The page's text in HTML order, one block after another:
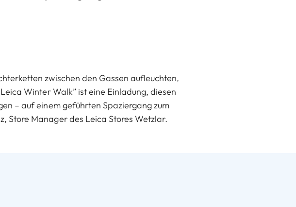
zwischen den Gassen aufleuchten,
Winter Walk” ist eine Einladung, diesen
– auf einem geführten Spaziergang zum
Store Manager des Leica Stores Wetzlar.